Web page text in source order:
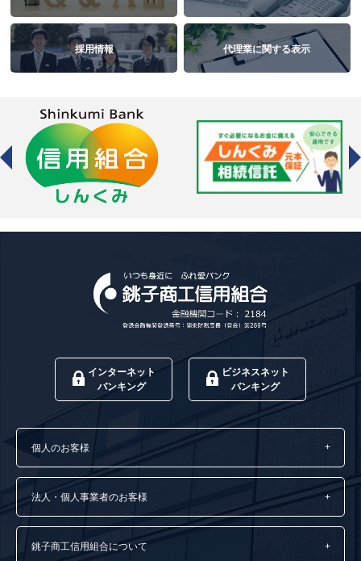
採用情報 代理業に関する表示
インターネット
バンキング
ビジネスネット
バンキング
個人のお客様
法人・個人事業者のお客様
銚子商工信用組合について